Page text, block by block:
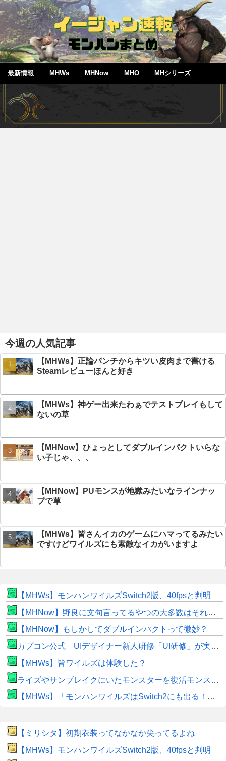
最新情報 MHWs MHNow MHO MHシリーズ
今週の人気記事
【MHWs】正論パンチからキツい皮肉まで書ける
Steamレビューほんと好き
【MHWs】神ゲー出来たわぁでテストプレイもして
ないの草
【MHNow】ひょっとしてダブルインパクトいらな
い子じゃ、、、
【MHNow】PUモンスが地獄みたいなラインナッ
プで草
【MHWs】皆さんイカのゲームにハマってるみたい
ですけどワイルズにも素敵なイカがいますよ
【MHWs】モンハンワイルズSwitch2版、40fpsと判明
【MHNow】野良に文句言ってるやつの大多数はそれしてないだけの雑魚だから聞く耳持つだけムダよ
【MHNow】もしかしてダブルインパクトって微妙？
カプコン公式 UIデザイナー新人研修「UI研修」が実装まで進みました！
【MHWs】皆ワイルズは体験した？
ライズやサンブレイクにいたモンスターを復活モンスターと呼ぶのはやめよう
【MHWs】「モンハンワイルズはSwitch2にも出る！」👈こいつにかけたい言葉ｗｗｗｗｗｗｗｗｗ
【ミリシタ】初期衣装ってなかなか尖ってるよね
【MHWs】モンハンワイルズSwitch2版、40fpsと判明